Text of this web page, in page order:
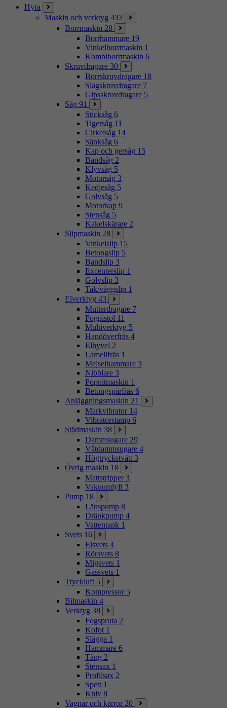
Hyra
Maskin och verktyg 433
Borrmaskin 28
Borrhammare 19
Vinkelborrmaskin 1
Kombiborrmaskin 6
Skruvdragare 30
Borrskruvdragare 18
Slagskruvdragare 7
Gipsskruvdragare 5
Såg 91
Sticksåg 6
Tigersåg 11
Cirkelsåg 14
Sänksåg 6
Kap och gersåg 15
Bandsåg 2
Klyvsåg 5
Motorsåg 3
Kedjesåg 5
Golvsåg 5
Motorkap 9
Stensåg 5
Kakelskärare 2
Slipmaskin 28
Vinkelslip 15
Betongslip 5
Bandslip 3
Excenterslip 1
Golvslip 3
Tak/väggslip 1
Elverktyg 43
Mutterdragare 7
Fogpistol 11
Multiverktyg 5
Handöverfräs 4
Elhyvel 2
Lamellfräs 1
Mejselhammare 3
Nibblare 3
Popnitmaskin 1
Betongspårfräs 6
Anläggningsmaskin 21
Markvibrator 14
Vibratorstamp 6
Städmaskin 38
Dammsugare 29
Våtdammsugare 4
Högtryckstvätt 3
Övrig maskin 18
Mattstripper 3
Vakuumlyft 3
Pump 18
Länspump 8
Dränkpump 4
Vattentank 1
Svets 16
Elsvets 4
Rörsvets 8
Migsvets 1
Gassvets 1
Tryckluft 5
Kompressor 5
Bilmaskin 4
Verktyg 38
Fogspruta 2
Kofot 1
Slägga 1
Hammare 6
Tång 2
Stensax 1
Profilsax 2
Spett 1
Kniv 8
Vagnar och kärror 20